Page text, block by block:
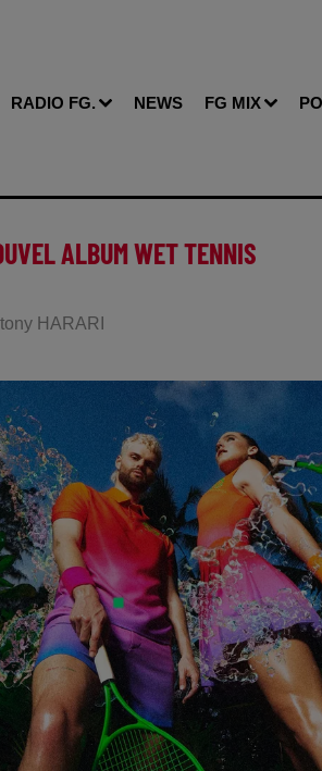
RADIO FG. NEWS FG MIX
ALBUM WET TENNIS
HARARI